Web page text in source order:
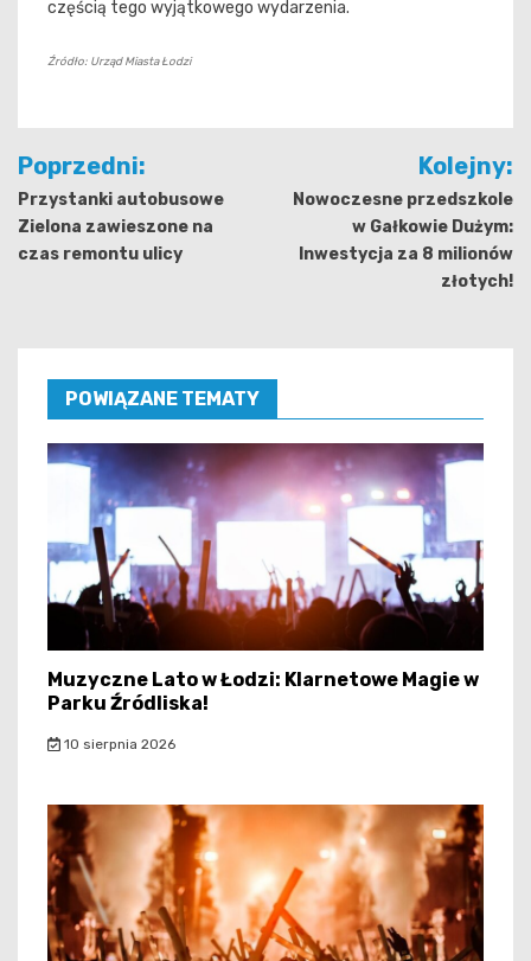
częścią tego wyjątkowego wydarzenia.
Źródło: Urząd Miasta Łodzi
Nawigacja
wpisu
Poprzedni:
Przystanki autobusowe
Zielona zawieszone na
czas remontu ulicy
Kolejny:
Nowoczesne przedszkole
w Gałkowie Dużym:
Inwestycja za 8 milionów
złotych!
POWIĄZANE TEMATY
Muzyczne Lato w Łodzi: Klarnetowe Magie w
Parku Źródliska!
10 sierpnia 2026